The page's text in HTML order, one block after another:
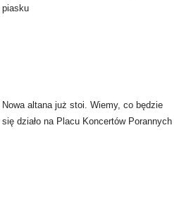
piasku
Nowa altana już stoi. Wiemy, co będzie
się działo na Placu Koncertów Porannych